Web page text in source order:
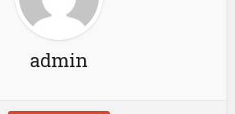
admin